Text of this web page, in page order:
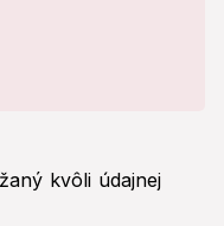
kvôli údajnej